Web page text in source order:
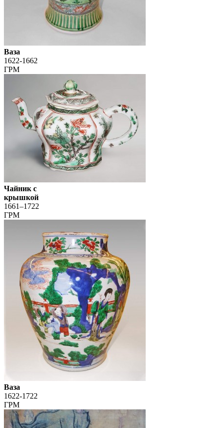
Ваза
1622-1662
ГРМ
Чайник с
крышкой
1661–1722
ГРМ
Ваза
1622-1722
ГРМ